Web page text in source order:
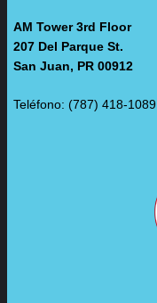
AM Tower 3rd Floor
207 Del Parque St.
San Juan, PR 00912
Teléfono: (787) 418-1089